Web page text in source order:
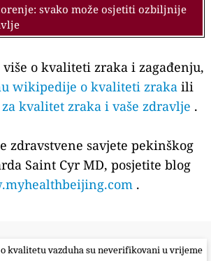
svako može osjetiti ozbiljnije
o kvaliteti zraka i zagađenju,
wikipedije o kvaliteti zrakaili
kvalitet zraka i vaše zdravlje .
zdravstvene savjete pekinškog
Saint Cyr MD, posjetite blog
.
o kvalitetu vazduha su neverifikovani u vrijeme